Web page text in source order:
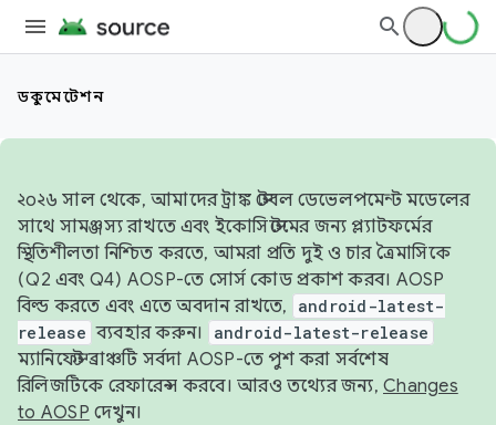
ডকুমেন্টেশন
২০২৬ সাল থেকে, আমাদের ট্রাঙ্ক স্টেবল ডেভেলপমেন্ট মডেলের
সাথে সামঞ্জস্য রাখতে এবং ইকোসিস্টেমের জন্য প্ল্যাটফর্মের
স্থিতিশীলতা নিশ্চিত করতে, আমরা প্রতি দুই ও চার ত্রৈমাসিকে
(Q2 এবং Q4) AOSP-তে সোর্স কোড প্রকাশ করব। AOSP
বিল্ড করতে এবং এতে অবদান রাখতে,
android-latest-
release ব্যবহার করুন। android-latest-release
ম্যানিফেস্ট ব্রাঞ্চটি সর্বদা AOSP-তে পুশ করা সর্বশেষ
রিলিজটিকে রেফারেন্স করবে। আরও তথ্যের জন্য, Changes
to AOSP দেখুন।